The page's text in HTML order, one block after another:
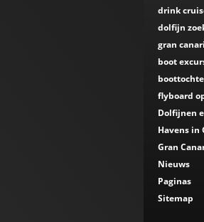
drink
dolfijn
gran
boot
flyboard
Dolfijnen
Havens in
Gran
Nieuws
Paginas
Sitemap